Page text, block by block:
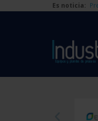
Es noticia: